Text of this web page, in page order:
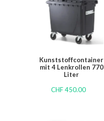
Kunststoffcontainer
mit 4 Lenkrollen 770
Liter
CHF450.00